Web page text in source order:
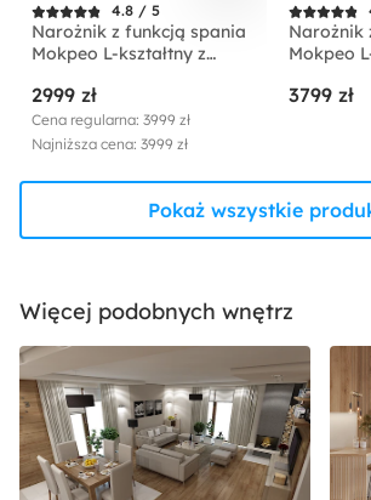
4.8 / 5
Narożnik z funkcją spania
Mokpeo L-kształtny z
czarnych nóżkach beżowy
sztruks prawostronny
2999 zł
Cena regularna: 3999 zł
Najniższa cena: 3999 zł
Narożnik
Mokpeo
czarnych
3799 zł
Pokaż wszystkie
Więcej podobnych wnętrz